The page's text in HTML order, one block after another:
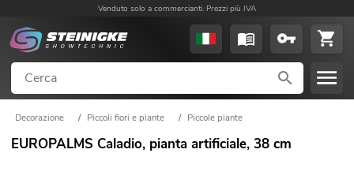
Venduto solo a commercianti. Prezzi più IVA
Decorazione / Piccoli fiori e piante / Piccole piante
EUROPALMS Caladio, pianta artificiale, 38 cm